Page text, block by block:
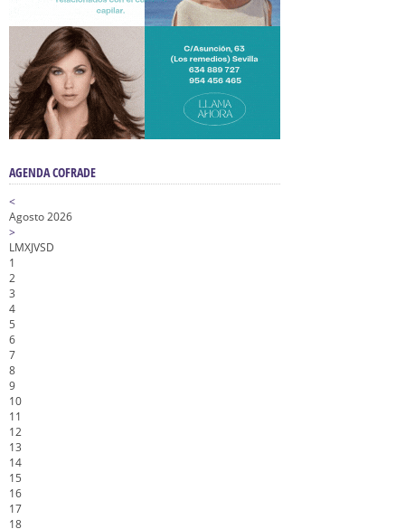
AGENDA COFRADE
<
Agosto 2026
>
LMXJVSD
1
2
3
4
5
6
7
8
9
10
11
12
13
14
15
16
17
18